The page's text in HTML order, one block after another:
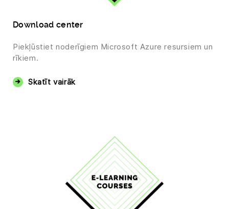
Download center
Piekļūstiet noderīgiem Microsoft Azure resursiem un
rīkiem.
Skatīt vairāk